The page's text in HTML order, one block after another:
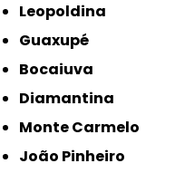
Leopoldina
Guaxupé
Bocaiuva
Diamantina
Monte Carmelo
João Pinheiro